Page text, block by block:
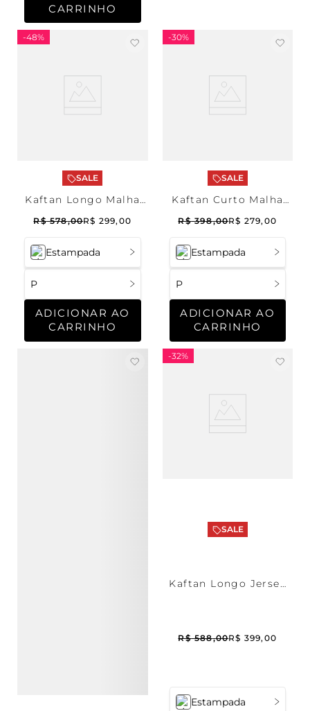
CARRINHO
-48%
Estampada
P
ADICIONAR AO
CARRINHO
SALE
Kaftan Longo Malha
R$ 578,00R$ 299, 00
-30%
Estampada
P
ADICIONAR AO
CARRINHO
SALE
Kaftan Curto Malha
R$ 398,00R$ 279, 00
-32%
Estampada
SALE
Kaftan Longo Jersey
R$ 588,00R$ 399, 00